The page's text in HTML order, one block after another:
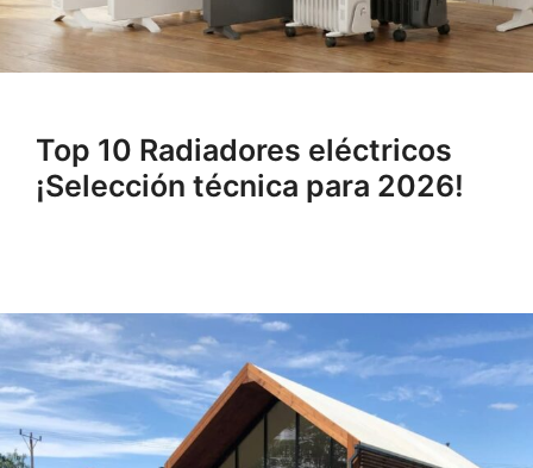
Top 10 Radiadores eléctricos
¡Selección técnica para 2026!